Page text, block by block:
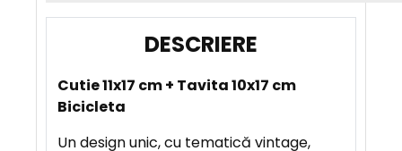
S
C
R
Cutie 11x17 cm + Tavita 10x17 cm
Bicicleta
Un design unic, cu tematică vintage,